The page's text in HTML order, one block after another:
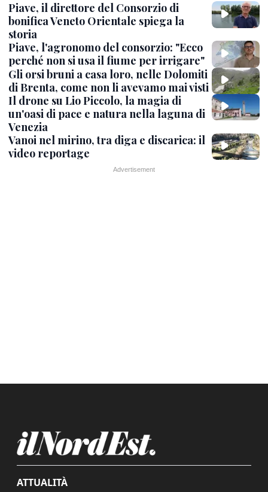
Piave, il direttore del Consorzio di
bonifica Veneto Orientale spiega la
storia
Piave, l'agronomo del consorzio: "Ecco
perché non si usa il fiume per irrigare"
Gli orsi bruni a casa loro, nelle Dolomiti
di Brenta, come non li avevamo mai visti
Il drone su Lio Piccolo, la magia di
un'oasi di pace e natura nella laguna di
Venezia
Vanoi nel mirino, tra diga e discarica: il
video reportage
ATTUALITÀ